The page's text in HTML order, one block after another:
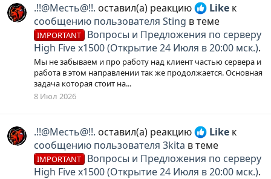
.!!@Месть@!!. оставил(а) реакцию Like к
сообщению пользователя Sting в теме
IMPORTANT Вопросы и Предложения по серверу
High Five x1500 (Открытие 24 Июля в 20:00 мск.).
Мы не забываем и про работу над клиент частью сервера и
работа в этом направлении так же продолжается. Основная
задача которая стоит на...
8 Июл 2026
.!!@Месть@!!. оставил(а) реакцию Like к
сообщению пользователя 3kita в теме
IMPORTANT Вопросы и Предложения по серверу
High Five x1500 (Открытие 24 Июля в 20:00 мск.).